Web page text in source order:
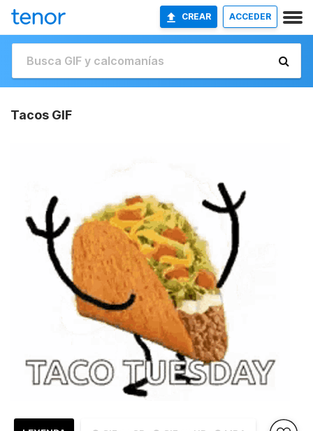
CREAR ACCEDER
Tacos GIF